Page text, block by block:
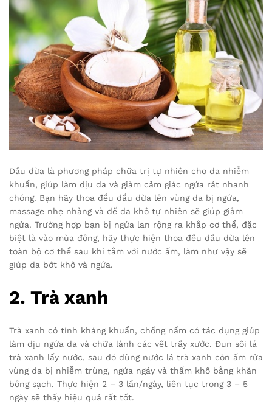
Dầu dừa là phương pháp chữa trị tự nhiên cho da nhiễm
khuẩn, giúp làm dịu da và giảm cảm giác ngứa rát nhanh
chóng. Bạn hãy thoa đều dầu dừa lên vùng da bị ngứa,
massage nhẹ nhàng và để da khô tự nhiên sẽ giúp giảm
ngứa. Trường hợp bạn bị ngứa lan rộng ra khắp cơ thể, đặc
biệt là vào mùa đông, hãy thực hiện thoa đều dầu dừa lên
toàn bộ cơ thể sau khi tắm với nước ấm, làm như vậy sẽ
giúp da bớt khô và ngứa.
2. Trà xanh
Trà xanh có tính kháng khuẩn, chống nấm có tác dụng giúp
làm dịu ngứa da và chữa lành các vết trầy xước. Đun sôi lá
trà xanh lấy nước, sau đó dùng nước lá trà xanh còn ấm rửa
vùng da bị nhiễm trùng, ngứa ngáy và thấm khô bằng khăn
bông sạch. Thực hiện 2 – 3 lần/ngày, liên tục trong 3 – 5
ngày sẽ thấy hiệu quả rất tốt.